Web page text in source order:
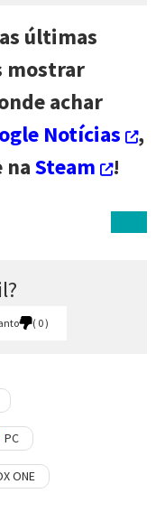
últimas
mostrar
achar
Notícias
,
naSteam !
0
PC
ONE